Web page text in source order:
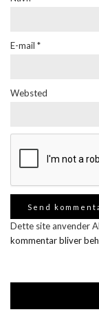
E-mail *
Websted
Dette site anvender
kommentar bliver